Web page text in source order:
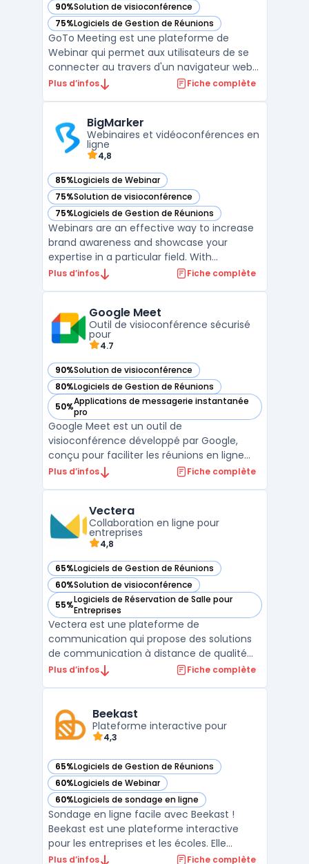
90%Solution de visioconférence
— voir GoTo Meeting dans cette catégorie
75%Logiciels de Gestion de Réunions
— voir GoTo Meeting dans cette catégorie
GoTo Meeting est une plateforme de
Webinar qui permet aux utilisateurs de se
connecter au travers d'un navigateur web
ou d'une application mobile. Elle offre des
session en ligne. L'interface de GoTo
Meeting e ...
Plus d’infos Fiche complète
BigMarker
Webinaires et vidéoconférences en
ligne
4,8
85%Logiciels de Webinar
— voir BigMarker dans cette catégorie
75%Solution de visioconférence
— voir BigMarker dans cette catégorie
75%Logiciels de Gestion de Réunions
— voir BigMarker dans cette catégorie
Webinars are an effective way to increase
brand awareness and showcase your
expertise in a particular field. With
BigMarker, you can easily create and host
you're looking to educate potential clients,
promote your latest ...
Plus d’infos Fiche complète
Google Meet
Outil de visioconférence sécurisé
pour
4.7
90%Solution de visioconférence
— voir Google Meet dans cette catégorie
80%Logiciels de Gestion de Réunions
— voir Google Meet dans cette catégorie
50%Applications de messagerie instantanée
pro
— voir Google Meet dans cette catégorie
Google Meet est un outil de
visioconférence développé par Google,
conçu pour faciliter les réunions en ligne
sécurisées et la collaboration en temps
avec une haute qualité audio et vidéo,
grâce à des technologies a ...
Plus d’infos Fiche complète
Vectera
Collaboration en ligne pour
entreprises
4,8
65%Logiciels de Gestion de Réunions
— voir Vectera dans cette catégorie
60%Solution de visioconférence
— voir Vectera dans cette catégorie
55%Logiciels de Réservation de Salle pour
Entreprises
— voir Vectera dans cette catégorie
Vectera est une plateforme de
communication qui propose des solutions
de communication à distance de qualité
professionnelle. Elle permet de tenir des
et même endroit. Qu'il s'agisse de
communiquer avec des collègues, d ...
Plus d’infos Fiche complète
Beekast
Plateforme interactive pour
4,3
65%Logiciels de Gestion de Réunions
— voir Beekast dans cette catégorie
60%Logiciels de Webinar
— voir Beekast dans cette catégorie
60%Logiciels de sondage en ligne
— voir Beekast dans cette catégorie
Sondage en ligne facile avec Beekast !
Beekast est une plateforme interactive
pour les entreprises et les écoles. Elle
permet de créer des présentations, des
Plus d’infos Fiche complète